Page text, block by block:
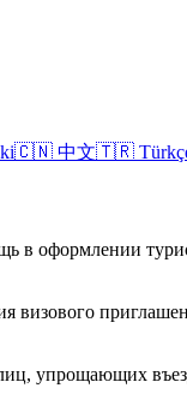
🇨🇳 中文🇹🇷
в оформлении
упрощающих